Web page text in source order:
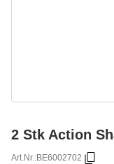
2 Stk Action
Art.Nr.:BE6002702